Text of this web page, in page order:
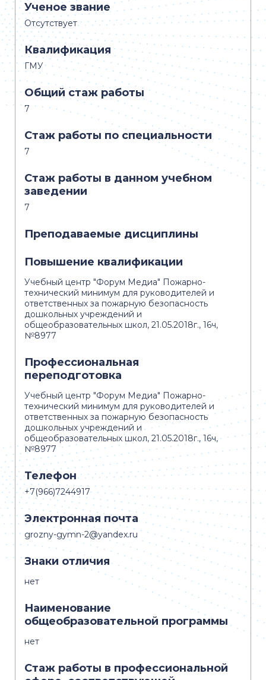
Ученое звание
Отсутствует
Квалификация
ГМУ
Общий стаж работы
7
Стаж работы по специальности
7
Стаж работы в данном учебном
заведении
7
Преподаваемые дисциплины
Повышение квалификации
Учебный центр "Форум Медиа" Пожарно-
технический минимум для руководителей и
ответственных за пожарную безопасность
дошкольных учреждений и
общеобразовательных школ, 21.05.2018г., 16ч,
№8977
Профессиональная
переподготовка
Учебный центр "Форум Медиа" Пожарно-
технический минимум для руководителей и
ответственных за пожарную безопасность
дошкольных учреждений и
общеобразовательных школ, 21.05.2018г., 16ч,
№8977
Телефон
+7(966)7244917
Электронная почта
grozny-gymn-2@yandex.ru
Знаки отличия
нет
Наименование
общеобразовательной программы
нет
Стаж работы в профессиональной